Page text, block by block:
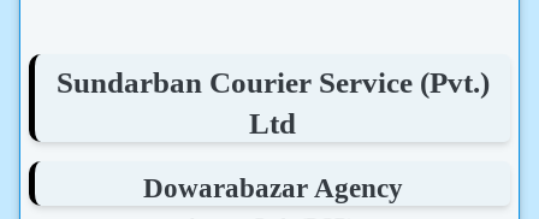
Sundarban Courier Service (Pvt.)
Ltd
Dowarabazar Agency